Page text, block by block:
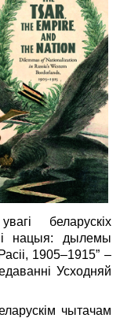
беларускіх
і нацыя: дылемы
1905–1915” –
Усходняй
чытачам